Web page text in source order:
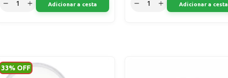
Adicionar a cesta Adicionar a cesta
33% OFF